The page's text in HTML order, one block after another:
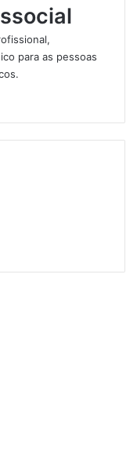
para as pessoas